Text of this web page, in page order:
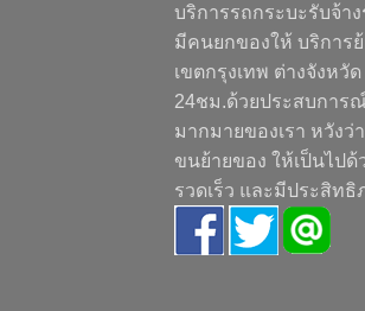
บริการรถกระบะรับจ้า
มีคนยกของให้ บริการ
เขตกรุงเทพ ต่างจังหวั
24ชม.ด้วยประสบการ
มากมายของเรา หวังว่
ขนย้ายของ ให้เป็นไปด้
รวดเร็ว และมีประสิทธิ